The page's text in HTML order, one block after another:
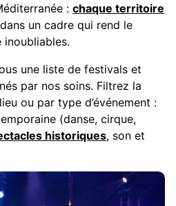
: chaque territoire
un cadre qui rend le
une liste de festivals et
par nos soins. Filtrez la
ou par type d’événement :
(danse, cirque,
historiques, son et